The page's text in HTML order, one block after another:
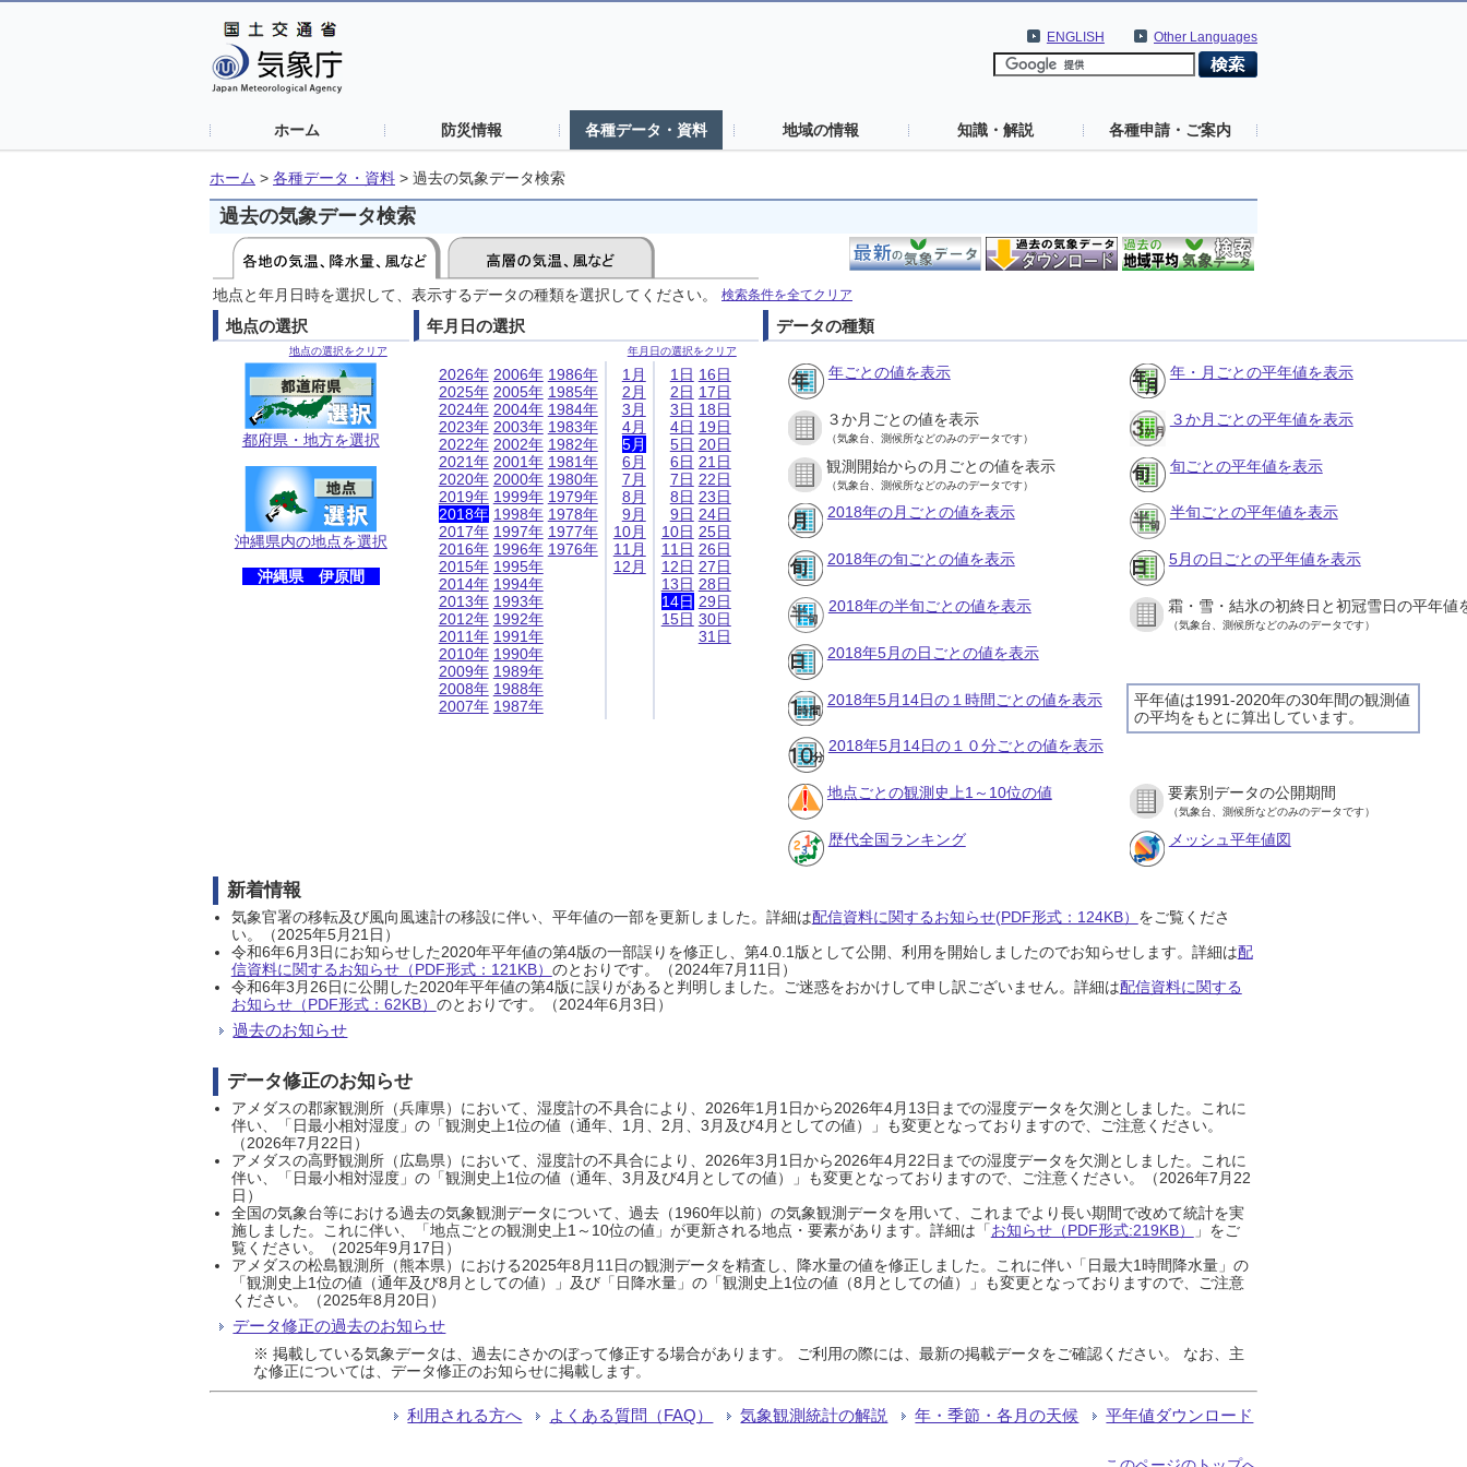
Other Languages
ENGLISH
ホーム 防災情報 各種データ・資料 地域の情報 知識・解説 各種申請・ご案内
ホーム > 各種データ・資料 > 過去の気象データ検索
過去の気象データ検索
地点と年月日時を選択して、表示するデータの種類を選択してください。 検索条件を全てクリア
地点の選択
地点の選択をクリア
都府県・地方を選択
沖縄県内の地点を選択
沖縄県 伊原間
年月日の選択
年月日の選択をクリア
2026年
2025年
2024年
2023年
2022年
2021年
2020年
2019年
2018年
2017年
2016年
2015年
2014年
2013年
2012年
2011年
2010年
2009年
2008年
2007年
2006年
2005年
2004年
2003年
2002年
2001年
2000年
1999年
1998年
1997年
1996年
1995年
1994年
1993年
1992年
1991年
1990年
1989年
1988年
1987年
1986年
1985年
1984年
1983年
1982年
1981年
1980年
1979年
1978年
1977年
1976年
1月
2月
3月
4月
5月
6月
7月
8月
9月
10月
11月
12月
1日
2日
3日
4日
5日
6日
7日
8日
9日
10日
11日
12日
13日
14日
15日
16日
17日
18日
19日
20日
21日
22日
23日
24日
25日
26日
27日
28日
29日
30日
31日
データの種類
年ごとの値を表示 年・月ごとの平年値を表示
３か月ごとの値を表示
（気象台、測候所などのみのデータです）
３か月ごとの平年値を表示
観測開始からの月ごとの値を表示
（気象台、測候所などのみのデータです）
旬ごとの平年値を表示
2018年の月ごとの値を表示 半旬ごとの平年値を表示
2018年の旬ごとの値を表示 5月の日ごとの平年値を表示
2018年の半旬ごとの値を表示 霜・雪・結氷の初終日と初冠雪日の平年値
（気象台、測候所などのみのデータです）
2018年5月の日ごとの値を表示
平年値は1991-2020年の30年間の観測値
の平均をもとに算出しています。
2018年5月14日の１時間ごとの値を表示
2018年5月14日の１０分ごとの値を表示
地点ごとの観測史上1～10位の値 要素別データの公開期間
（気象台、測候所などのみのデータです）
歴代全国ランキング メッシュ平年値図
新着情報
気象官署の移転及び風向風速計の移設に伴い、平年値の一部を更新しました。詳細は配信資料に関するお知らせ(PDF形式：124KB） をご覧くださ
い。（2025年5月21日）
令和6年6月3日にお知らせした2020年平年値の第4版の一部誤りを修正し、第4.0.1版として公開、利用を開始しましたのでお知らせします。詳細は配
信資料に関するお知らせ（PDF形式：121KB） のとおりです。（2024年7月11日）
令和6年3月26日に公開した2020年平年値の第4版に誤りがあると判明しました。ご迷惑をおかけして申し訳ございません。詳細は配信資料に関する
お知らせ（PDF形式：62KB） のとおりです。（2024年6月3日）
過去のお知らせ
データ修正のお知らせ
アメダスの郡家観測所（兵庫県）において、湿度計の不具合により、2026年1月1日から2026年4月13日までの湿度データを欠測としました。これに
伴い、「日最小相対湿度」の「観測史上1位の値（通年、1月、2月、3月及び4月としての値）」も変更となっておりますので、ご注意ください。
（2026年7月22日）
アメダスの高野観測所（広島県）において、湿度計の不具合により、2026年3月1日から2026年4月22日までの湿度データを欠測としました。これに
伴い、「日最小相対湿度」の「観測史上1位の値（通年、3月及び4月としての値）」も変更となっておりますので、ご注意ください。（2026年7月22
日）
全国の気象台等における過去の気象観測データについて、過去（1960年以前）の気象観測データを用いて、これまでより長い期間で改めて統計を実
施しました。これに伴い、「地点ごとの観測史上1～10位の値」が更新される地点・要素があります。詳細は「お知らせ（PDF形式:219KB）
」をご
覧ください。（2025年9月17日）
アメダスの松島観測所（熊本県）における2025年8月11日の観測データを精査し、降水量の値を修正しました。これに伴い「日最大1時間降水量」の
「観測史上1位の値（通年及び8月としての値）」及び「日降水量」の「観測史上1位の値（8月としての値）」も変更となっておりますので、ご注意
ください。（2025年8月20日）
データ修正の過去のお知らせ
※ 掲載している気象データは、過去にさかのぼって修正する場合があります。 ご利用の際には、最新の掲載データをご確認ください。 なお、主
な修正については、データ修正のお知らせに掲載します。
利用される方へ よくある質問（FAQ） 気象観測統計の解説 年・季節・各月の天候 平年値ダウンロード